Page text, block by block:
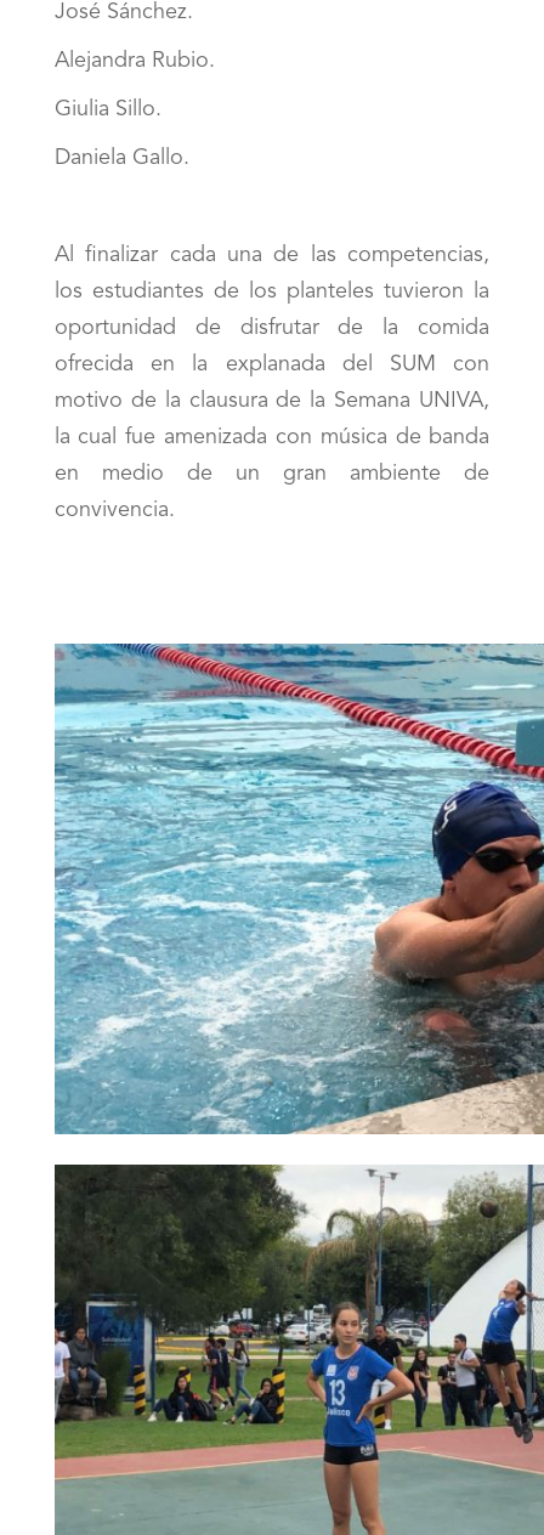
José Sánchez.
Alejandra Rubio.
Giulia Sillo.
Daniela Gallo.
Al finalizar cada una de las competencias,
los estudiantes de los planteles tuvieron la
oportunidad de disfrutar de la comida
ofrecida en la explanada del SUM con
motivo de la clausura de la Semana UNIVA,
la cual fue amenizada con música de banda
en medio de un gran ambiente de
convivencia.